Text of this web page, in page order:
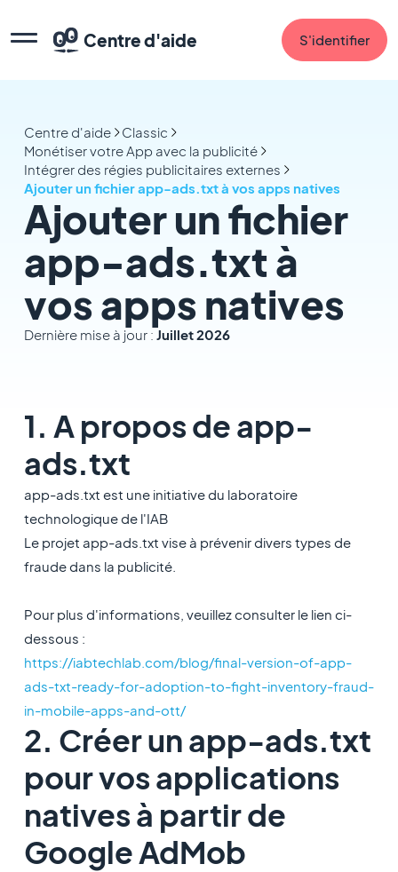
Centre d'aide S'identifier
Centre d'aide
Classic
Monétiser votre App avec la publicité
Intégrer des régies publicitaires externes
Ajouter un fichier app-ads.txt à vos apps natives
Ajouter un fichier
app-ads.txt à
vos apps natives
Dernière mise à jour : Juillet 2026
1. A propos de app-
ads.txt
app-ads.txt est une initiative du laboratoire
technologique de l'IAB
Le projet app-ads.txt vise à prévenir divers types de
fraude dans la publicité.
Pour plus d'informations, veuillez consulter le lien ci-
dessous :
https://iabtechlab.com/blog/final-version-of-app-
ads-txt-ready-for-adoption-to-fight-inventory-fraud-
in-mobile-apps-and-ott/
2. Créer un app-ads.txt
pour vos applications
natives à partir de
Google AdMob